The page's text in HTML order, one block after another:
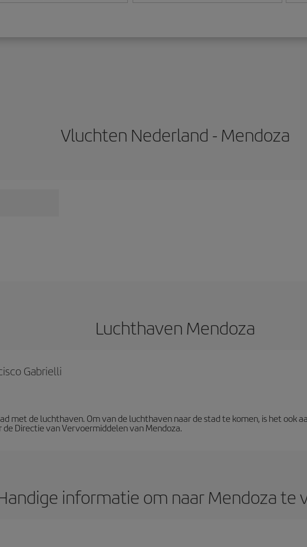
Vluchten Nederland - Mendoza
Luchthaven Mendoza
Gabrielli
met de luchthaven. Om van de luchthaven naar de stad te komen, is het ook
Directie van Vervoermiddelen van Mendoza.
informatie om naar Mendoza te